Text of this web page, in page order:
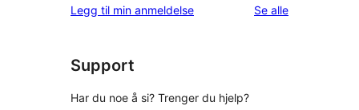
Legg til min anmeldelse Se alleomtalene
Support
Har du noe å si? Trenger du hjelp?